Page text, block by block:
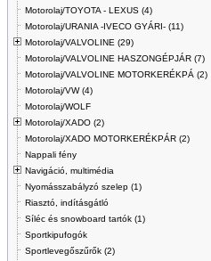
Motorolaj/TOYOTA - LEXUS (4)
Motorolaj/URANIA -IVECO GYÁRI- (11)
Motorolaj/VALVOLINE (29)
Motorolaj/VALVOLINE HASZONGÉPJÁR (7)
Motorolaj/VALVOLINE MOTORKERÉKPÁ (2)
Motorolaj/VW (4)
Motorolaj/WOLF
Motorolaj/XADO (2)
Motorolaj/XADO MOTORKERÉKPÁR (2)
Nappali fény
Navigáció, multimédia
Nyomásszabályzó szelep (1)
Riasztó, indításgátló
Síléc és snowboard tartók (1)
Sportkipufogók
Sportlevegőszűrők (2)